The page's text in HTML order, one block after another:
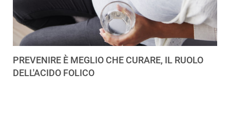
PREVENIRE È MEGLIO CHE CURARE, IL RUOLO
DELL'ACIDO FOLICO